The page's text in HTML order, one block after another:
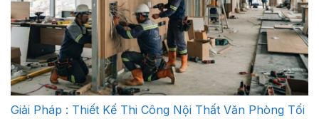
Giải Pháp : Thiết Kế Thi Công Nội Thất Văn Phòng Tối